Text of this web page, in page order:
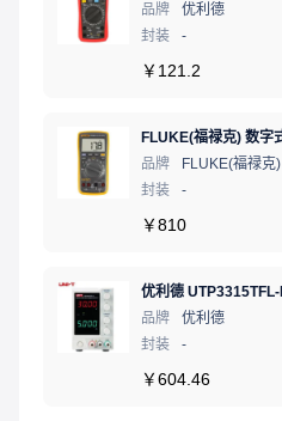
品牌
优利德
封装
-
￥ 121.2
品牌
FLUKE(福禄克)
封装
-
￥810
品牌
优利德
封装
-
￥604.46